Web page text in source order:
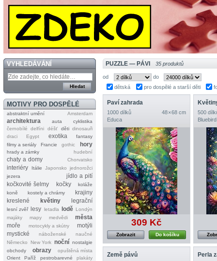
VYHLEDÁVÁNÍ
MOTIVY PRO DOSPĚLÉ
abstraktní umění Amsterdam
architektura auta
cyklistika
černobílé
delfíni déšť děti dinosauři
draci
Egypt exotika
fantasy
filmy a seriály
Francie gothic hory
hrady a zámky hudební
chaty a domy Chorvatsko
interiéry Itálie Japonsko
jednorožci
jezera
jídlo a pití
kočkovité šelmy
kočky
koláže
koně
kostely a chrámy
krajiny
kreslené
květiny legrační
lesní zvěř lesy letadla lodě Londýn
majáky
mapy medvědi
města
moře
motocykly a skútry
motýli
mystické
náboženské
naučné
Německo
New York noční nostalgie
obchody
obrazy
opuštěná místa
Orient
Paříž pestrobarevné
plakáty
PUZZLE — PÁVI 35 produktů
od
do
dětská
pro dospělé a starší děti
Paví zahrada
1000 dílků
48 × 68 cm
Educa
309 Kč
Do košíku
Zobrazit
500
Země pávů Perla